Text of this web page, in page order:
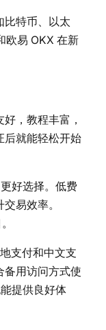
比特币、以太
欧易 OKX 在新
，教程丰富，
后就能轻松开始
好选择。低费
易效率。
支付和中文支
备用访问方式使
提供良好体